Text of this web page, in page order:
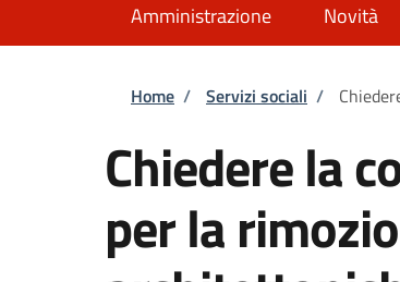
Amministrazione Novità
Briciole di
Home / Servizi sociali /
Chiedere la
per la